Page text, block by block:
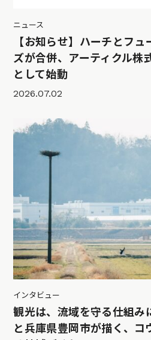
ニュース
【お知らせ】ハーチとフ
ズが合併、アーティクル株
として始動
2026.07.02
インタビュー
観光は、流域を守る仕組み
と兵庫県豊岡市が描く、コ